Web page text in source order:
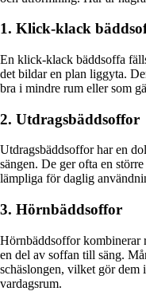
1. Klick-klack
En klick-klack bäddsoffa
det bildar en plan liggyta.
bra i mindre rum eller som
2. Utdragsbäddsoffor
Utdragsbäddsoffor har en
sängen. De ger ofta en
lämpliga för daglig
3. Hörnbäddsoffor
Hörnbäddsoffor kombinerar
en del av soffan till säng.
schäslongen, vilket gör
vardagsrum.